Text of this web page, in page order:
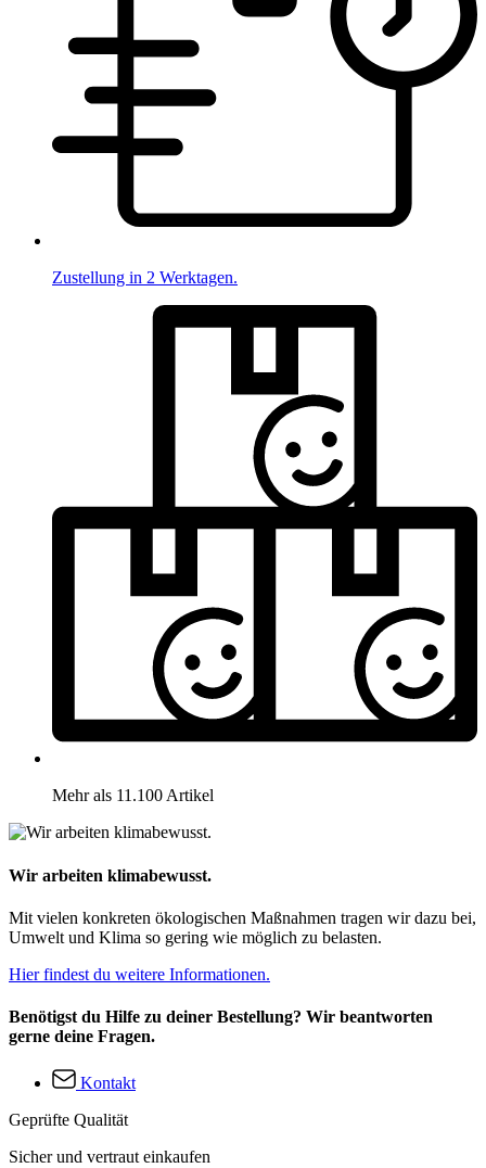
Zustellung in 2 Werktagen.
Mehr als 11.100 Artikel
Wir arbeiten klimabewusst.
Mit vielen konkreten ökologischen Maßnahmen tragen wir dazu bei,
Umwelt und Klima so gering wie möglich zu belasten.
Hier findest du weitere Informationen.
Benötigst du Hilfe zu deiner Bestellung? Wir beantworten
gerne deine Fragen.
Kontakt
Geprüfte Qualität
Sicher und vertraut einkaufen